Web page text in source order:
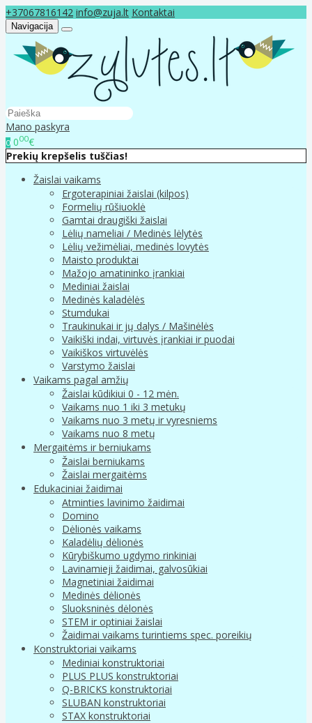
+37067816142 info@zuja.lt Kontaktai
Navigacija
Mano paskyra
0 000€
Prekių krepšelis tuščias!
Žaislai vaikams
Ergoterapiniai žaislai (kilpos)
Formelių rūšiuoklė
Gamtai draugiški žaislai
Lėlių nameliai / Medinės lėlytės
Lėlių vežimėliai, medinės lovytės
Maisto produktai
Mažojo amatininko įrankiai
Mediniai žaislai
Medinės kaladėlės
Stumdukai
Traukinukai ir jų dalys / Mašinėlės
Vaikiški indai, virtuvės įrankiai ir puodai
Vaikiškos virtuvėlės
Varstymo žaislai
Vaikams pagal amžių
Žaislai kūdikiui 0 - 12 mėn.
Vaikams nuo 1 iki 3 metukų
Vaikams nuo 3 metų ir vyresniems
Vaikams nuo 8 metų
Mergaitėms ir berniukams
Žaislai berniukams
Žaislai mergaitėms
Edukaciniai žaidimai
Atminties lavinimo žaidimai
Domino
Dėlionės vaikams
Kaladėlių dėlionės
Kūrybiškumo ugdymo rinkiniai
Lavinamieji žaidimai, galvosūkiai
Magnetiniai žaidimai
Medinės dėlionės
Sluoksninės dėlonės
STEM ir optiniai žaislai
Žaidimai vaikams turintiems spec. poreikių
Konstruktoriai vaikams
Mediniai konstruktoriai
PLUS PLUS konstruktoriai
Q-BRICKS konstruktoriai
SLUBAN konstruktoriai
STAX konstruktoriai